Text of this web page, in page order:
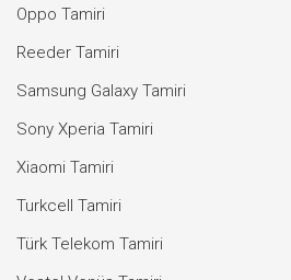
Oppo Tamiri
Reeder Tamiri
Samsung Galaxy Tamiri
Sony Xperia Tamiri
Xiaomi Tamiri
Turkcell Tamiri
Türk Telekom Tamiri